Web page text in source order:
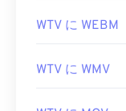
Microsoftのウ
ださい。
開発元: Microsoft
WTV に WEBM
WTV に WMV